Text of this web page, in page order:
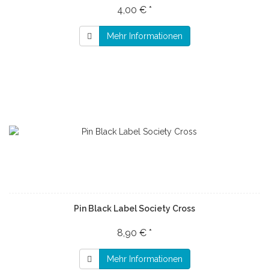
4,00 € *
Mehr Informationen
Pin Black Label Society Cross
8,90 € *
Mehr Informationen